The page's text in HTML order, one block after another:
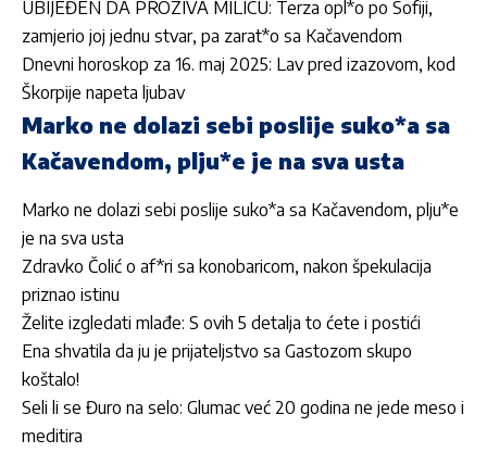
UBIJEĐEN DA PROZIVA MILICU: Terza opl*o po Sofiji,
zamjerio joj jednu stvar, pa zarat*o sa Kačavendom
Dnevni horoskop za 16. maj 2025: Lav pred izazovom, kod
Škorpije napeta ljubav
Marko ne dolazi sebi poslije suko*a sa
Kačavendom, plju*e je na sva usta
Marko ne dolazi sebi poslije suko*a sa Kačavendom, plju*e
je na sva usta
Zdravko Čolić o af*ri sa konobaricom, nakon špekulacija
priznao istinu
Želite izgledati mlađe: S ovih 5 detalja to ćete i postići
Ena shvatila da ju je prijateljstvo sa Gastozom skupo
koštalo!
Seli li se Đuro na selo: Glumac već 20 godina ne jede meso i
meditira